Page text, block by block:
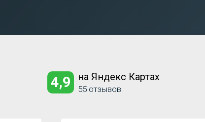
55 отзывов
на Яндекс Картах
4,9